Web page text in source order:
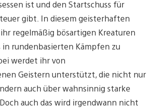
ist und den Startschuss für
gibt. In diesem geisterhaften
regelmäßig bösartigen Kreaturen
in rundenbasierten Kämpfen zu
werdet ihr von
Geistern unterstützt, die nicht nur
auch über wahnsinnig starke
auch das wird irgendwann nicht